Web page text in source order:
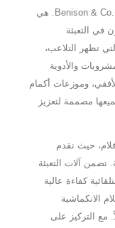
تأسست في عام 1962 ومقرها في تايوان، Benison & Co., Ltd. هي
في التعبئة
تظهر التلاعب،
والأدوية
وموزعات أكمام
مصممة لتعزيز
حيث نقدم
تضمن آلات التعبئة
كفاءة عالية
الانكماشية
مع التركيز على